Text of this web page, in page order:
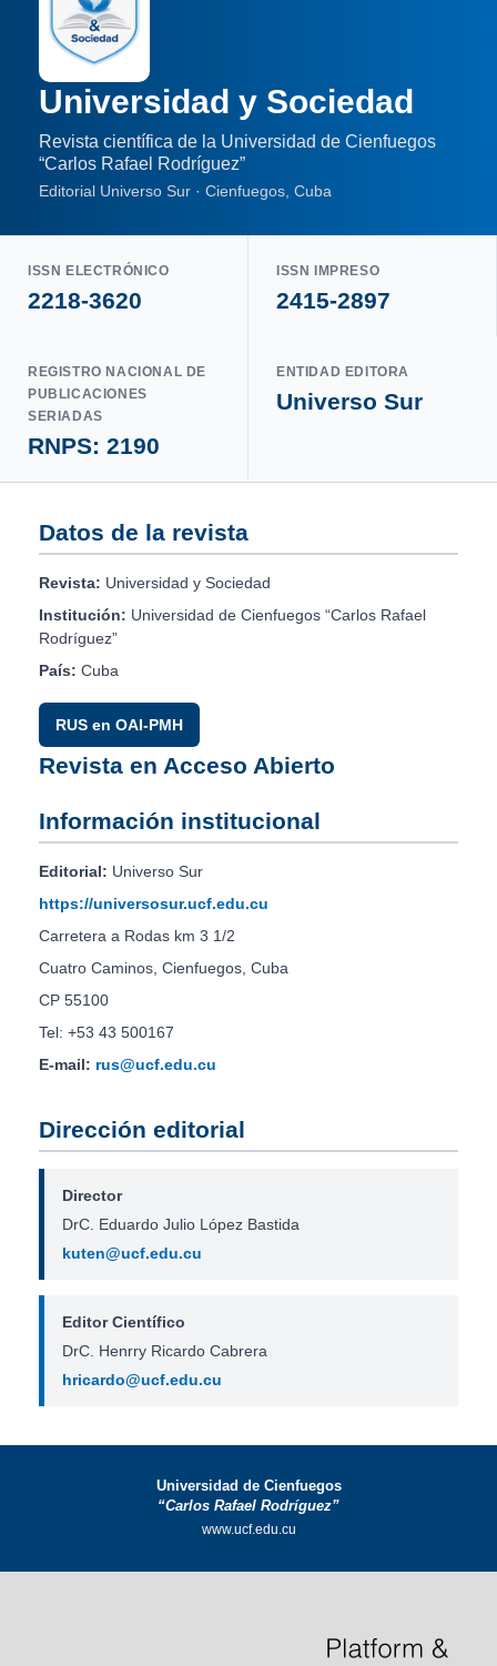
Universidad y Sociedad
Revista científica de la Universidad de Cienfuegos
“Carlos Rafael Rodríguez”
Editorial Universo Sur · Cienfuegos, Cuba
ISSN ELECTRÓNICO
2218-3620
ISSN IMPRESO
2415-2897
REGISTRO NACIONAL DE
PUBLICACIONES
SERIADAS
RNPS: 2190
ENTIDAD EDITORA
Universo Sur
Datos de la revista
Revista: Universidad y Sociedad
Institución: Universidad de Cienfuegos “Carlos Rafael
Rodríguez”
País: Cuba
RUS en OAI-PMH
Revista en Acceso Abierto
Información institucional
Editorial: Universo Sur
https://universosur.ucf.edu.cu
Carretera a Rodas km 3 1/2
Cuatro Caminos, Cienfuegos, Cuba
CP 55100
Tel: +53 43 500167
E-mail: rus@ucf.edu.cu
Dirección editorial
Director
DrC. Eduardo Julio López Bastida
kuten@ucf.edu.cu
Editor Científico
DrC. Henrry Ricardo Cabrera
hricardo@ucf.edu.cu
Universidad de Cienfuegos
“Carlos Rafael Rodríguez”
www.ucf.edu.cu